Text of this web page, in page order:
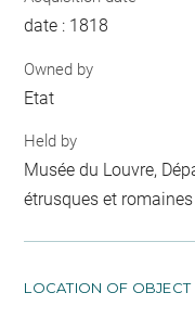
date : 1818
Owned by
Etat
Held by
Musée du Louvre,
étrusques et romaines
LOCATION OF OBJECT